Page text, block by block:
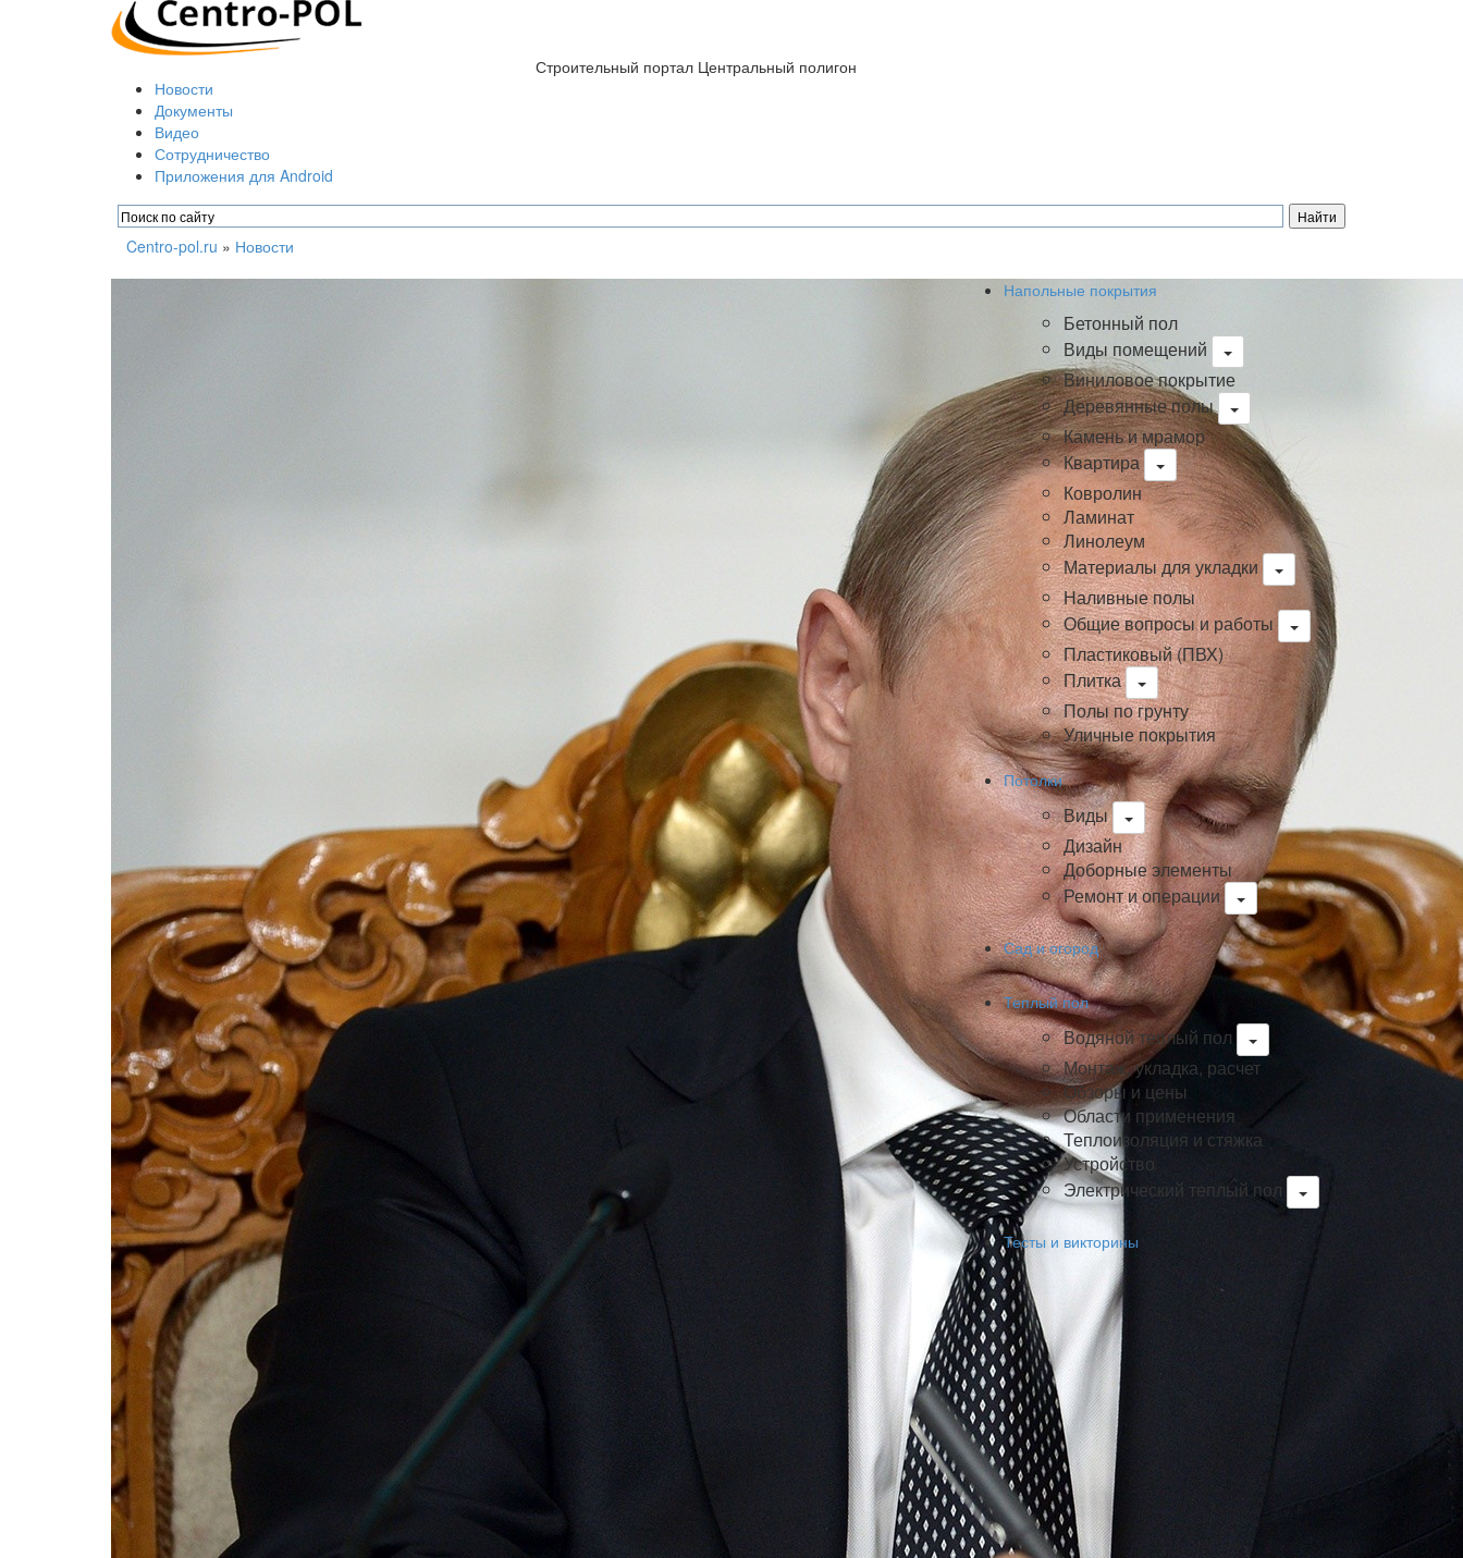
Строительный портал Центральный полигон
Новости
Документы
Видео
Сотрудничество
Приложения для Android
Centro-pol.ru » Новости
Напольные покрытия
Бетонный пол
Виды помещений
Виниловое покрытие
Деревянные полы
Камень и мрамор
Квартира
Ковролин
Ламинат
Линолеум
Материалы для укладки
Наливные полы
Общие вопросы и работы
Пластиковый (ПВХ)
Плитка
Полы по грунту
Уличные покрытия
Потолки
Виды
Дизайн
Доборные элементы
Ремонт и операции
Сад и огород
Теплый пол
Водяной теплый пол
Монтаж, укладка, расчет
Обзоры и цены
Области применения
Теплоизоляция и стяжка
Устройство
Электрический теплый пол
Тесты и викторины